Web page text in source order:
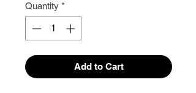
Quantity *
Add to Cart